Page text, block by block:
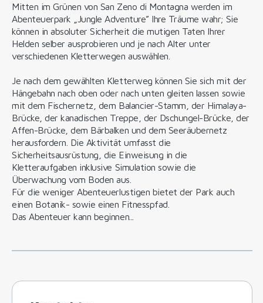
Mitten im Grünen von San Zeno di Montagna werden im
Abenteuerpark „Jungle Adventure” Ihre Träume wahr; Sie
können in absoluter Sicherheit die mutigen Taten Ihrer
Helden selber ausprobieren und je nach Alter unter
verschiedenen Kletterwegen auswählen.
Je nach dem gewählten Kletterweg können Sie sich mit der
Hängebahn nach oben oder nach unten gleiten lassen sowie
mit dem Fischernetz, dem Balancier-Stamm, der Himalaya-
Brücke, der kanadischen Treppe, der Dschungel-Brücke, der
Affen-Brücke, dem Bärbalken und dem Seeräubernetz
herausfordern. Die Aktivität umfasst die
Sicherheitsausrüstung, die Einweisung in die
Kletteraufgaben inklusive Simulation sowie die
Überwachung vom Boden aus.
Für die weniger Abenteuerlustigen bietet der Park auch
einen Botanik- sowie einen Fitnesspfad.
Das Abenteuer kann beginnen...